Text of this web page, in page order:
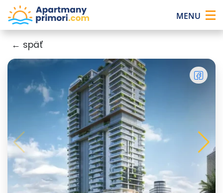
MENU×
← späť